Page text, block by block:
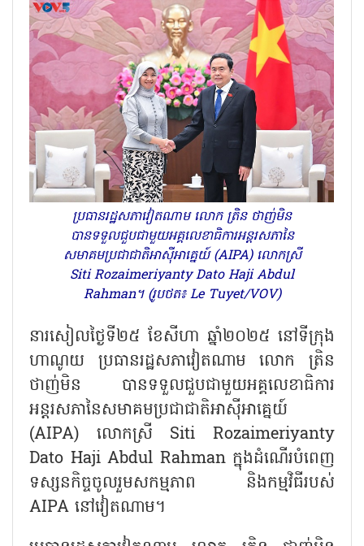
ប្រធានរដ្ឋសភាវៀតណាម លោក ត្រិន ថាញ់មិន
បានទទួលជួបជាមួយអគ្គលេខាធិការអន្តរសភានៃ
សមាគមប្រជាជាតិអាស៊ីអាគ្នេយ៍ (AIPA) លោកស្រី
Siti Rozaimeriyanty Dato Haji Abdul
Rahman។ (រូបថត៖ Le Tuyet/VOV)
នារសៀលថ្ងៃទី២៥ ខែសីហា ឆ្នាំ២០២៥ នៅទីក្រុង
ហាណូយ ប្រធានរដ្ឋសភាវៀតណាម លោក ត្រិន
ថាញ់មិន បានទទួលជួបជាមួយអគ្គលេខាធិការ
អន្តរសភានៃសមាគមប្រជាជាតិអាស៊ីអាគ្នេយ៍
(AIPA) លោកស្រី Siti Rozaimeriyanty
Dato Haji Abdul Rahman ក្នុងដំណើរបំពេញ
ទស្សនកិច្ចចូលរួមសកម្មភាព និងកម្មវិធីរបស់
AIPA នៅវៀតណាម។